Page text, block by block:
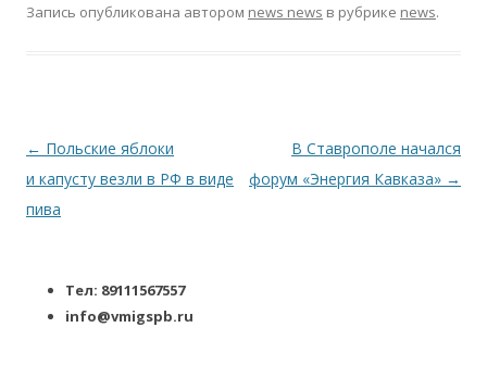
Запись опубликована автором news news в рубрике news.
Навигация по записям
← Польские яблоки
и капусту везли в РФ в виде
пива
В Ставрополе начался
форум «Энергия Кавказа» →
Тел: 89111567557
info@vmigspb.ru